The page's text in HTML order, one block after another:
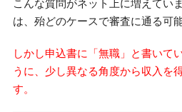
こんな質問がネット上に増えてい
は、殆どのケースで審査に通る可
しかし申込書に「無職」と書いて
うに、少し異なる角度から収入を
す。